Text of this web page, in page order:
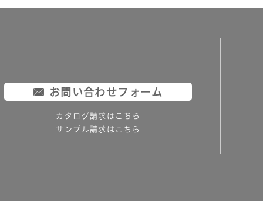
お問い合わせフォーム
カタログ請求はこちら
サンプル請求はこちら